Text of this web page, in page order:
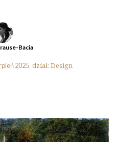
Bacia
2025 Design